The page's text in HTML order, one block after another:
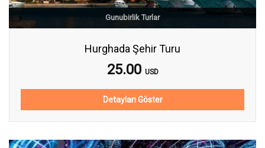
Gunubirlik Turlar
Hurghada Şehir Turu
25.00 USD
Detayları Göster